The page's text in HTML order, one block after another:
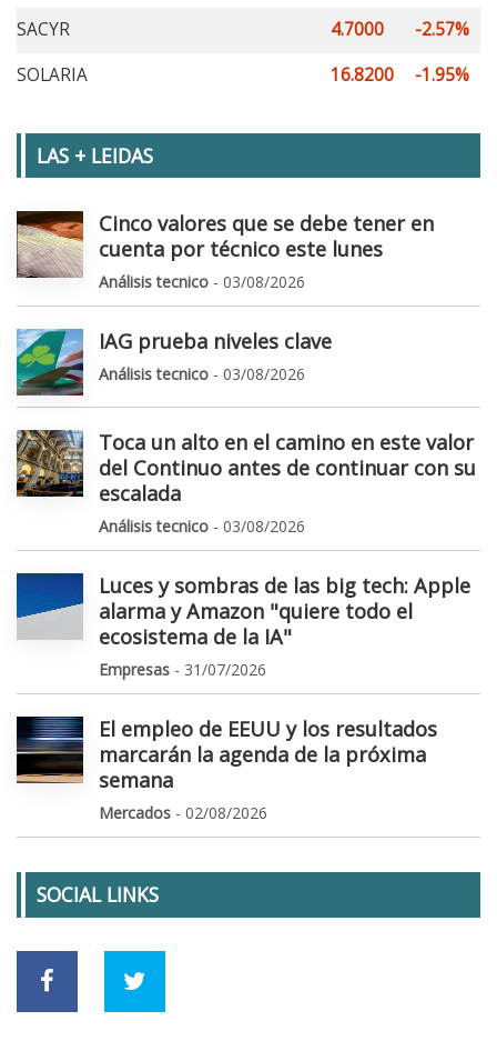
SACYR
4.7000
-2.57%
SOLARIA
16.8200 -1.95%
LAS + LEIDAS
Cinco valores que se debe tener en
cuenta por técnico este lunes
Análisis tecnico - 03/08/2026
IAG prueba niveles clave
Análisis tecnico - 03/08/2026
Toca un alto en el camino en este valor
del Continuo antes de continuar con su
escalada
Análisis tecnico - 03/08/2026
Luces y sombras de las big tech: Apple
alarma y Amazon "quiere todo el
ecosistema de la IA"
Empresas - 31/07/2026
El empleo de EEUU y los resultados
marcarán la agenda de la próxima
semana
Mercados - 02/08/2026
SOCIAL LINKS